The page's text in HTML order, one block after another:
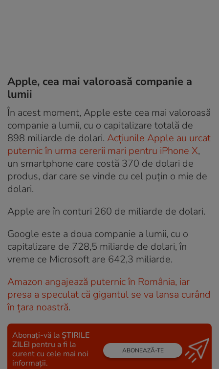
Apple, cea mai valoroasă companie a
lumii
În acest moment, Apple este cea mai valoroasă
companie a lumii, cu o capitalizare totală de
898 miliarde de dolari. Acțiunile Apple au urcat
puternic în urma cererii mari pentru iPhone X,
un smartphone care costă 370 de dolari de
produs, dar care se vinde cu cel puțin o mie de
dolari.
Apple are în conturi 260 de miliarde de dolari.
Google este a doua companie a lumii, cu o
capitalizare de 728,5 miliarde de dolari, în
vreme ce Microsoft are 642,3 miliarde.
Amazon angajează puternic în România, iar
presa a speculat că gigantul se va lansa curând
în țara noastră.
Abonați-vă la ȘTIRILE
ZILEI pentru a fi la
curent cu cele mai noi
informații.
ABONEAZĂ-TE